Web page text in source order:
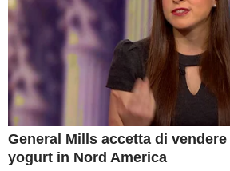
General Mills accetta di
yogurt in Nord America